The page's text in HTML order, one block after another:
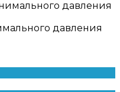
давления